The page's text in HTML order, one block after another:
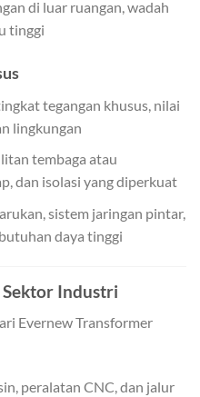
di luar ruangan, wadah
tinggi
tegangan khusus, nilai
lingkungan
tembaga atau
dan isolasi yang diperkuat
sistem jaringan pintar,
daya tinggi
Sektor Industri
Evernew Transformer
peralatan CNC, dan jalur